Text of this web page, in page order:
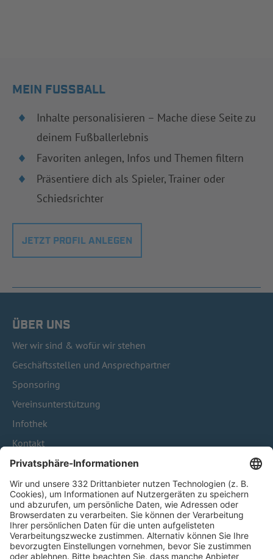
MEIN FUSSBALL
Inhalte personalisieren – Mache diese Seite zu
deinem Fußballerlebnis
Favoriten anlegen, Infos und Themen filtern
Präsentiere dich als Spieler, Trainer oder
Schiedsrichter
JETZT PROFIL ANLEGEN
ÜBER UNS
Wer wir sind & wofür wir stehen
Geschäftsstellen und Ansprechpartner
Sponsoring
Vereinsunterstützung
Infothek
Kontakt
HÄUFIG BESUCHTE SEITEN
Pässe und Vereinswechsel
Trainerausbildung
Schulungsangebot Vereinsmitarbeiter